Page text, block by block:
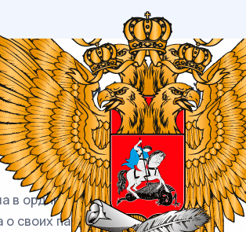
(типовой)
ЕГЭ / Русский / 22-26
/ 107
ординаторской, смотрела на
о своих пациентах.